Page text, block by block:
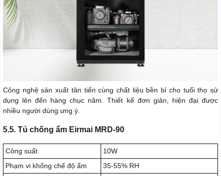
Công nghệ sản xuất tân tiến cùng chất liệu bền bỉ cho tuổi thọ sử
dụng lên đến hàng chục năm. Thiết kế đơn giản, hiện đại được
nhiều người dùng ưng ý.
5.5. Tủ chống ẩm Eirmai MRD-90
Công suất
10W
Phạm vi khống chế độ ẩm
35-55% RH